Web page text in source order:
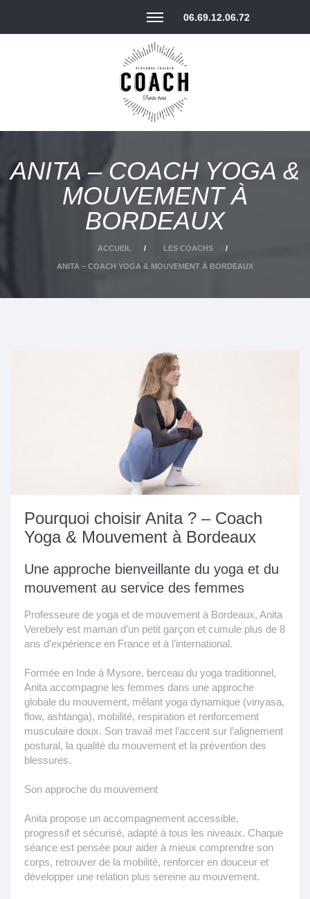
06.69.12.06.72
ANITA – COACH YOGA &
MOUVEMENT À
BORDEAUX
ACCUEIL LES COACHS
ANITA – COACH YOGA & MOUVEMENT À BORDEAUX
Pourquoi choisir Anita ? – Coach
Yoga & Mouvement à Bordeaux
Une approche bienveillante du yoga et du
mouvement au service des femmes
Professeure de yoga et de mouvement à Bordeaux, Anita
Verebely est maman d’un petit garçon et cumule plus de 8
ans d’expérience en France et à l’international.
Formée en Inde à Mysore, berceau du yoga traditionnel,
Anita accompagne les femmes dans une approche
globale du mouvement, mêlant yoga dynamique (vinyasa,
flow, ashtanga), mobilité, respiration et renforcement
musculaire doux. Son travail met l’accent sur l’alignement
postural, la qualité du mouvement et la prévention des
blessures.
Son approche du mouvement
Anita propose un accompagnement accessible,
progressif et sécurisé, adapté à tous les niveaux. Chaque
séance est pensée pour aider à mieux comprendre son
corps, retrouver de la mobilité, renforcer en douceur et
développer une relation plus sereine au mouvement.